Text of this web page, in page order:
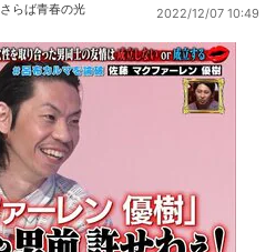
さらば青春の光 2022/12/07 10:49